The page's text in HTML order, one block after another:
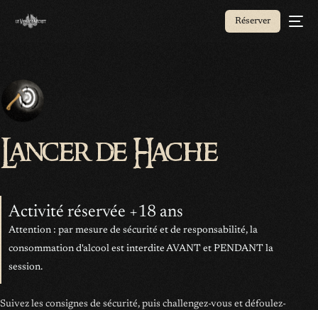
Réserver
Lancer de Hache
Activité réservée +18 ans
Attention : par mesure de sécurité et de responsabilité, la
consommation d'alcool est interdite AVANT et PENDANT la
session.
Suivez les consignes de sécurité, puis challengez-vous et défoulez-